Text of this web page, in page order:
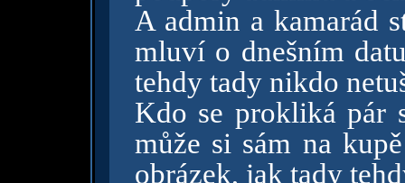
A admin a kamarád
mluví o dnešním
tehdy tady nikdo
Kdo se prokliká pár
může si sám na
obrázek, jak tady